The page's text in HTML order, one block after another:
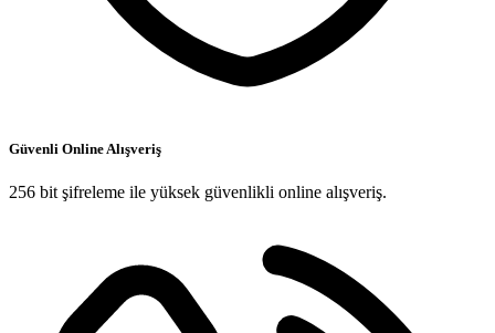
Güvenli Online Alışveriş
256 bit şifreleme ile yüksek güvenlikli online alışveriş.